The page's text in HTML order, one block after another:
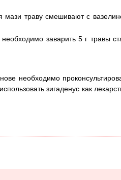
мази траву смешивают с
заварить 5 г травы
необходимо
зигаденус как